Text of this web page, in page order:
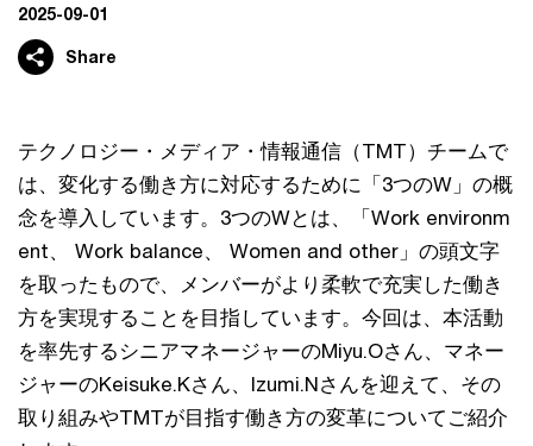
2025-09-01
Share
テクノロジー・メディア・情報通信（TMT）チームで
は、変化する働き方に対応するために「3つのW」の概
念を導入しています。3つのWとは、「Work environm
ent、 Work balance、 Women and other」の頭文字
を取ったもので、メンバーがより柔軟で充実した働き
方を実現することを目指しています。今回は、本活動
を率先するシニアマネージャーのMiyu.Oさん、マネー
ジャーのKeisuke.Kさん、Izumi.Nさんを迎えて、その
取り組みやTMTが目指す働き方の変革についてご紹介